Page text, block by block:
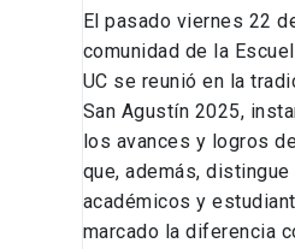
El pasado viernes 22
comunidad de la
UC se reunió en la
San Agustín 2025,
los avances y logros
que, además,
académicos y
marcado la diferencia